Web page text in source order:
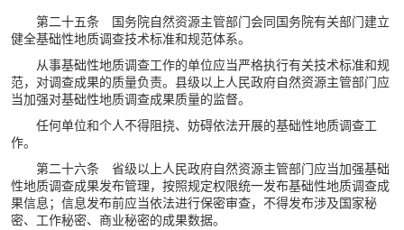
第二十五条 国务院自然资源主管部门会同国务院有关部门建立
健全基础性地质调查技术标准和规范体系。
从事基础性地质调查工作的单位应当严格执行有关技术标准和规
范，对调查成果的质量负责。县级以上人民政府自然资源主管部门应
当加强对基础性地质调查成果质量的监督。
任何单位和个人不得阻挠、妨碍依法开展的基础性地质调查工
作。
第二十六条 省级以上人民政府自然资源主管部门应当加强基础
性地质调查成果发布管理，按照规定权限统一发布基础性地质调查成
果信息；信息发布前应当依法进行保密审查，不得发布涉及国家秘
密、工作秘密、商业秘密的成果数据。